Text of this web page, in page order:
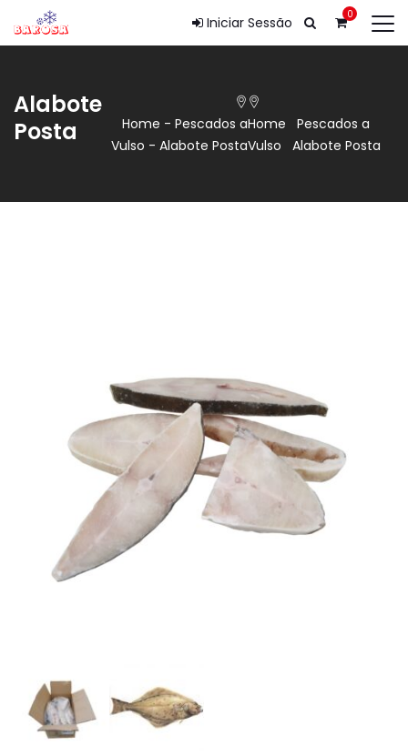
Iniciar Sessão 0
Alabote
Posta
Home -Pescados a
Vulso -Alabote Posta
Home
Pescados a
Vulso
Alabote Posta